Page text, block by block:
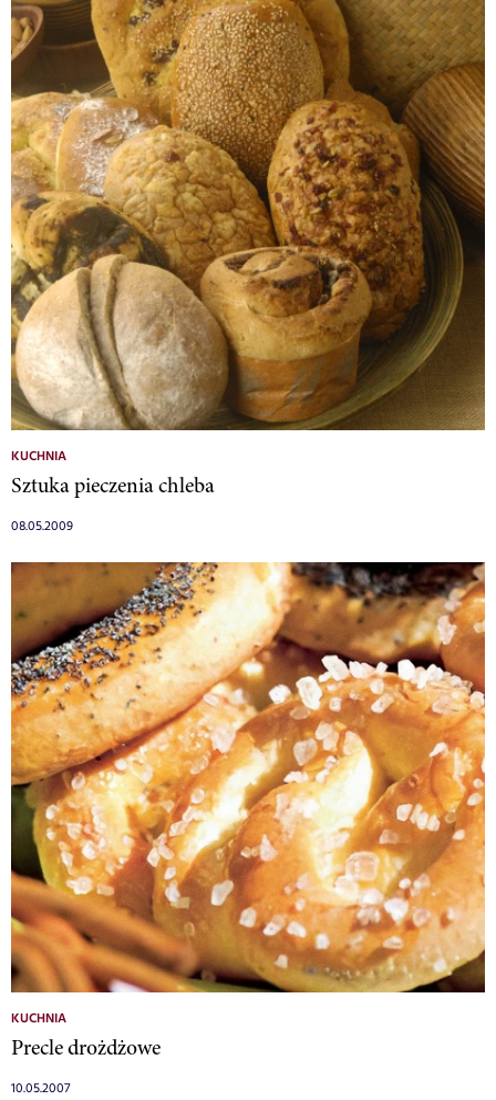
KUCHNIA
Sztuka pieczenia chleba
08.05.2009
KUCHNIA
Precle drożdżowe
10.05.2007